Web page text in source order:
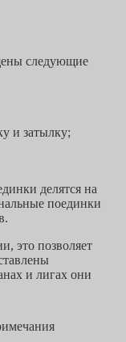
следующие
и затылку;
делятся на
поединки
это позволяет
и лигах они